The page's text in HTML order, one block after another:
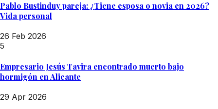
Pablo Bustinduy pareja: ¿Tiene esposa o novia en 2026?
Vida personal
26 Feb 2026
5
Empresario Jesús Tavira encontrado muerto bajo
hormigón en Alicante
29 Apr 2026